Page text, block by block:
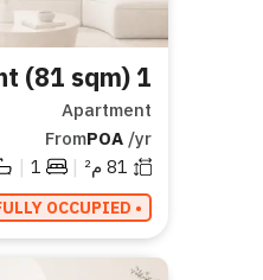
1 Bedroom Apartment (81 sqm)
Apartment
FromPOA /yr
81 م² |
1
|
• FULLY OCCUPIED